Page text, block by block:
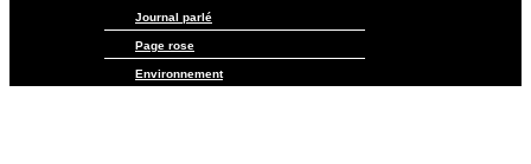
Journal parlé
Page rose
Environnement